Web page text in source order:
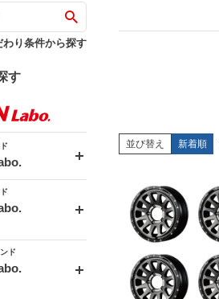
わり条件から探す
す
ズ
ン
ンダー
ド
並び替え 新着順